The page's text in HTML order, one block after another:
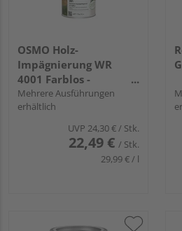
OSMO Holz-
Impägnierung WR
4001 Farblos -
Kleingebinde
Mehrere Ausführungen
erhältlich
UVP 24,30 €/ Stk.
22,49 € / Stk.
29,99 € / l